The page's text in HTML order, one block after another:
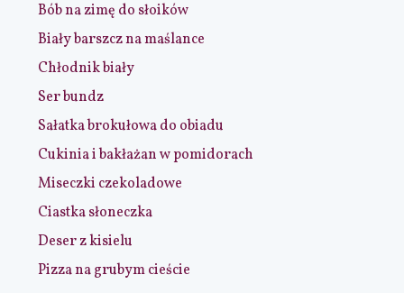
Bób na zimę do słoików
Biały barszcz na maślance
Chłodnik biały
Ser bundz
Sałatka brokułowa do obiadu
Cukinia i bakłażan w pomidorach
Miseczki czekoladowe
Ciastka słoneczka
Deser z kisielu
Pizza na grubym cieście